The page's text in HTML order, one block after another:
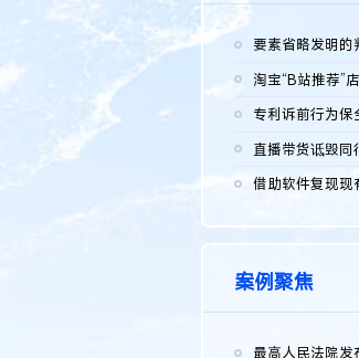
要素省略发明的
案例聚焦